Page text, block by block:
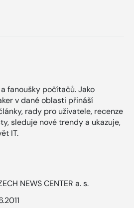
fanoušky počítačů. Jako
v dané oblasti přináší
rady pro uživatele, recenze
sleduje nové trendy a ukazuje,
IT.
NEWS CENTER a. s.